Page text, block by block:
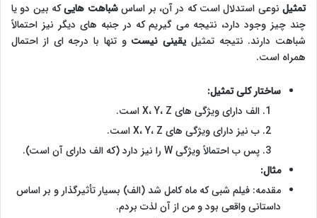
تمثیلنوعی استدلال است که در آن، بر اساسشباهت هاییکه بین دو یا
چند چیز وجود دارد، نتیجه می گیریم که در جنبه های دیگر نیز احتمالاً
شباهت دارند. نتیجه تمثیل یقینی نیست و تنها با درجه ای از احتمال
همراه است.
ساختار کلی تمثیل:
الف دارای ویژگی های X، Y، Z است.
ب نیز دارای ویژگی های X، Y، Z است.
پس ب احتمالاً ویژگی W را نیز دارد (که الف دارای آن است).
مثال:
مقدمه: فیلم شبی که ماه کامل شد (الف) بسیار تأثیرگذار و بر اساس
داستانی واقعی بود و من از آن لذت بردم.